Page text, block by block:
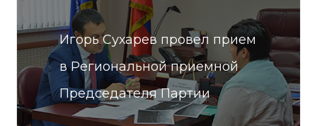
Игорь Сухарев провел прием
в Региональной приемной
Председателя Партии